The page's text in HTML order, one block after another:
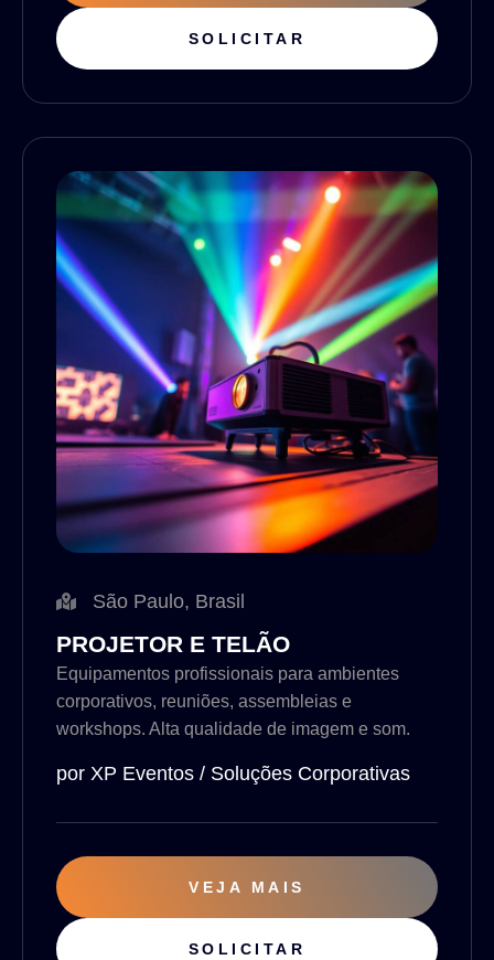
SOLICITAR
São Paulo, Brasil
PROJETOR E TELÃO
Equipamentos profissionais para ambientes
corporativos, reuniões, assembleias e
workshops. Alta qualidade de imagem e som.
por XP Eventos / Soluções Corporativas
VEJA MAIS
SOLICITAR